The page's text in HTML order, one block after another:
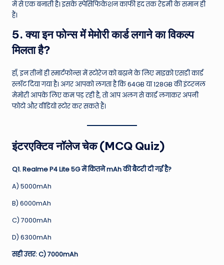
में से एक बनाती है। इसके स्पेसिफिकेशन काफी हद तक रेडमी के समान ही
हैं।
5. क्या इन फोन्स में मेमोरी कार्ड लगाने का विकल्प
मिलता है?
हाँ, इन तीनों ही स्मार्टफोन्स में स्टोरेज को बढ़ाने के लिए माइक्रो एसडी कार्ड
स्लॉट दिया गया है। अगर आपको लगता है कि 64GB या 128GB की इंटरनल
मेमोरी आपके लिए कम पड़ रही है, तो आप अलग से कार्ड लगाकर अपनी
फोटो और वीडियो स्टोर कर सकते हैं।
इंटरएक्टिव नॉलेज चेक (MCQ Quiz)
Q1. Realme P4 Lite 5G में कितने mAh की बैटरी दी गई है?
A) 5000mAh
B) 6000mAh
C) 7000mAh
D) 6300mAh
सही उत्तर: C) 7000mAh